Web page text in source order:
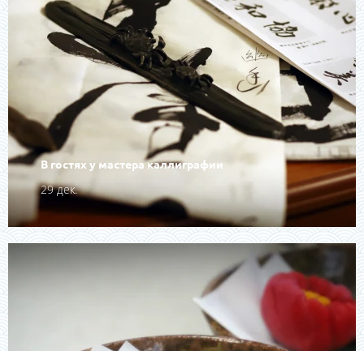
В гостях у мастера каллиграфии
29 дек.